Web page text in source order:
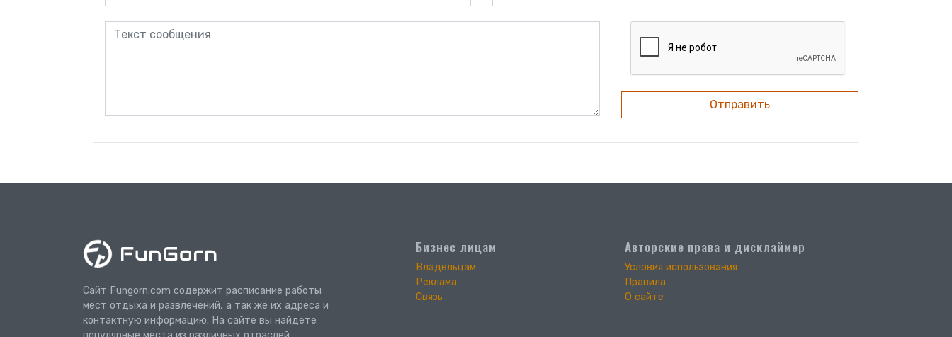
Отправить
Сайт Fungorn.com содержит расписание работы
мест отдыха и развлечений, а так же их адреса и
контактную информацию. На сайте вы найдёте
Бизнес лицам
Владельцам
Реклама
Связь
Авторские права и дисклаймер
Условия использования
Правила
О сайте